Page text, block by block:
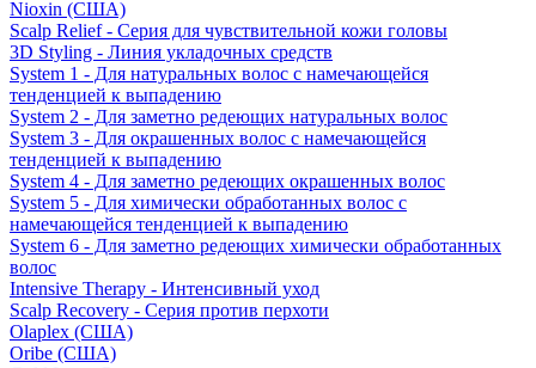
Nioxin (США)
Scalp Relief - Серия для чувствительной кожи головы
3D Styling - Линия укладочных средств
System 1 - Для натуральных волос с намечающейся
тенденцией к выпадению
System 2 - Для заметно редеющих натуральных волос
System 3 - Для окрашенных волос с намечающейся
тенденцией к выпадению
System 4 - Для заметно редеющих окрашенных волос
System 5 - Для химически обработанных волос с
намечающейся тенденцией к выпадению
System 6 - Для заметно редеющих химически обработанных
волос
Intensive Therapy - Интенсивный уход
Scalp Recovery - Серия против перхоти
Olaplex (США)
Oribe (США)